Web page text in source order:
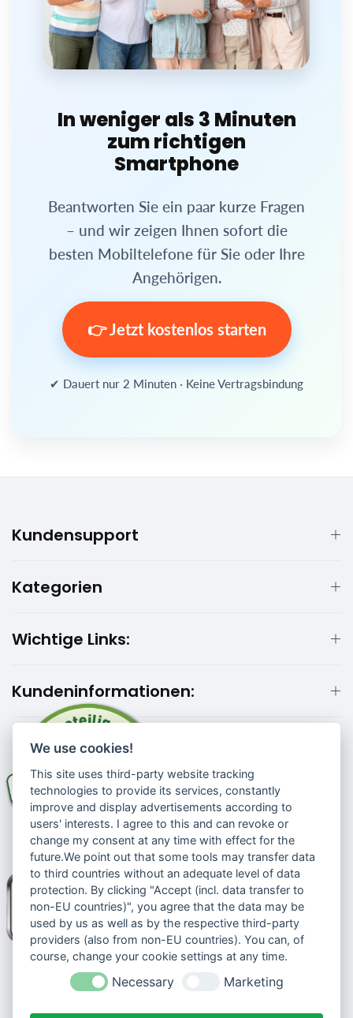
In weniger als 3 Minuten
zum richtigen
Smartphone
Beantworten Sie ein paar kurze Fragen
– und wir zeigen Ihnen sofort die
besten Mobiltelefone für Sie oder Ihre
Angehörigen.
👉 Jetzt kostenlos starten
✔ Dauert nur 2 Minuten · Keine Vertragsbindung
Kundensupport
Kategorien
Wichtige Links:
Kundeninformationen:
We use cookies!
This site uses third-party website tracking
technologies to provide its services, constantly
improve and display advertisements according to
users' interests. I agree to this and can revoke or
change my consent at any time with effect for the
future.We point out that some tools may transfer data
to third countries without an adequate level of data
protection. By clicking "Accept (incl. data transfer to
non-EU countries)", you agree that the data may be
used by us as well as by the respective third-party
providers (also from non-EU countries). You can, of
course, change your cookie settings at any time.
Necessary Marketing